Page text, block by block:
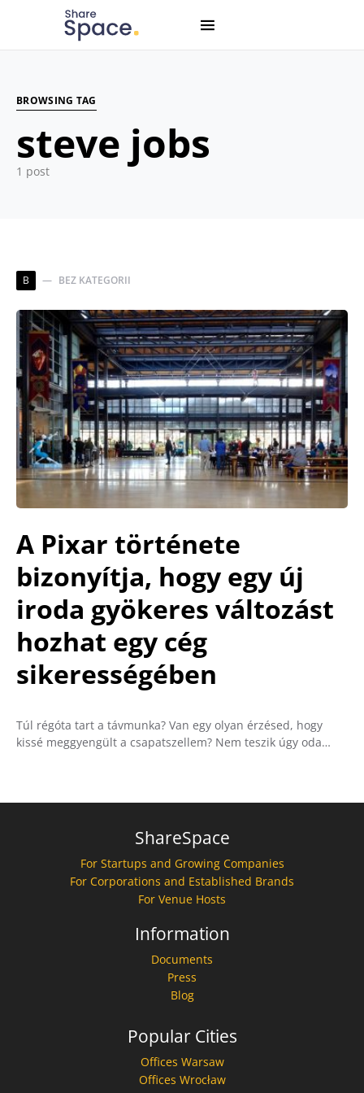
Search for:
When autocomplete results are available use up and
BROWSING TAG
steve jobs
1 post
B BEZ KATEGORII
A Pixar története
bizonyítja, hogy egy új
iroda gyökeres változást
hozhat egy cég
sikerességében
Túl régóta tart a távmunka? Van egy olyan érzésed, hogy
kissé meggyengült a csapatszellem? Nem teszik úgy oda…
ShareSpace
For Startups and Growing Companies
For Corporations and Established Brands
For Venue Hosts
Popular Cities
Offices Warsaw
Offices Wrocław
Information
Documents
Press
Blog